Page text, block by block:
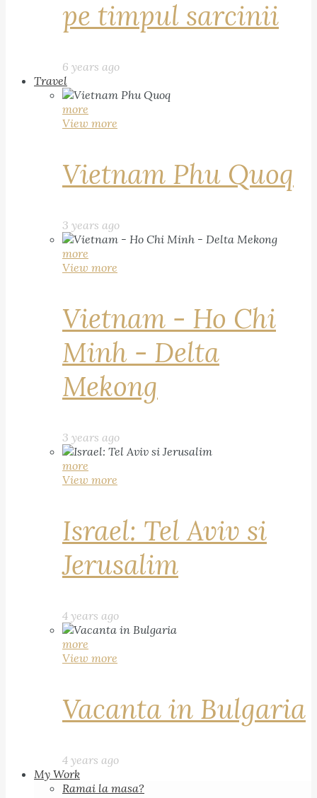
pe timpul sarcinii
6 years ago
Travel
more
View more
Vietnam Phu Quoq
3 years ago
more
View more
Vietnam - Ho Chi
Minh - Delta
Mekong
3 years ago
more
View more
Israel: Tel Aviv si
Jerusalim
4 years ago
more
View more
Vacanta in Bulgaria
4 years ago
My Work
Ramai la masa?